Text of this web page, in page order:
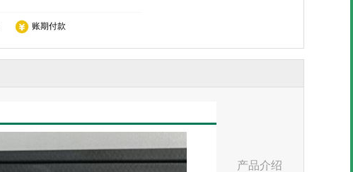
账期付款
产品介绍